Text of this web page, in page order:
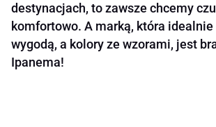
destynacjach, to zawsze chcemy
komfortowo. A marką, która idealnie
wygodą, a kolory ze wzorami, jest
Ipanema!